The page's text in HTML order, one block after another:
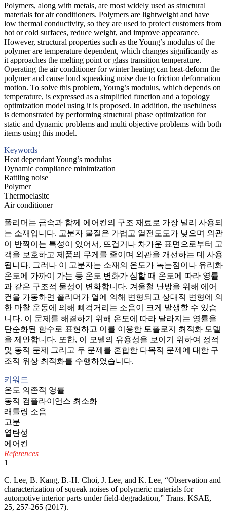
Polymers, along with metals, are most widely used as structural
materials for air conditioners. Polymers are lightweight and have
low thermal conductivity, so they are used to protect customers from
hot or cold surfaces, reduce weight, and improve appearance.
However, structural properties such as the Young’s modulus of the
polymer are temperature dependent, which changes significantly as
it approaches the melting point or glass transition temperature.
Operating the air conditioner for winter heating can heat-deform the
polymer and cause loud squeaking noise due to friction deformation
motion. To solve this problem, Young’s modulus, which depends on
temperature, is expressed as a simplified function and a topology
optimization model using it is proposed. In addition, the usefulness
is demonstrated by performing structural phase optimization for
static and dynamic problems and multi objective problems with both
items using this model.
Keywords
Heat dependant Young’s modulus
Dynamic compliance minimization
Rattling noise
Polymer
Thermoelasitc
Air conditioner
폴리머는 금속과 함께 에어컨의 구조 재료로 가장 널리 사용되
는 소재입니다. 고분자 물질은 가볍고 열전도도가 낮으며 외관
이 반짝이는 특성이 있어서, 뜨겁거나 차가운 표면으로부터 고
객을 보호하고 제품의 무게를 줄이며 외관을 개선하는 데 사용
됩니다. 그러나 이 고분자는 소재의 온도가 녹는점이나 유리화
온도에 가까이 가는 등 온도 변화가 심할 때 온도에 따라 영률
과 같은 구조적 물성이 변화합니다. 겨울철 난방을 위해 에어
컨을 가동하면 폴리머가 열에 의해 변형되고 상대적 변형에 의
한 마찰 운동에 의해 삐걱거리는 소음이 크게 발생할 수 있습
니다. 이 문제를 해결하기 위해 온도에 따라 달라지는 영률을
단순화된 함수로 표현하고 이를 이용한 토폴로지 최적화 모델
을 제안합니다. 또한, 이 모델의 유용성을 보이기 위하여 정적
및 동적 문제 그리고 두 문제를 혼합한 다목적 문제에 대한 구
조적 위상 최적화를 수행하였습니다.
키워드
온도 의존적 영률
동적 컴플라이언스 최소화
래틀링 소음
고분
열탄성
에어컨
References
1
C. Lee, B. Kang, B.-H. Choi, J. Lee, and K. Lee, “Observation and
characterization of squeak noises of polymeric materials for
automotive interior parts under field-degradation,” Trans. KSAE,
25, 257-265 (2017).